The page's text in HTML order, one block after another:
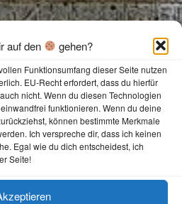
auf den gehen?
Funktionsumfang dieser Seite nutzen
EU-Recht erfordert, dass du hierfür
nicht. Wenn du diesen Technologien
funktionieren. Wenn du deine
können bestimmte Merkmale
Ich verspreche dir, dass ich keinen
Egal wie du dich entscheidest, ich
Seite!
✍️
und verewige dich auf
Seite.